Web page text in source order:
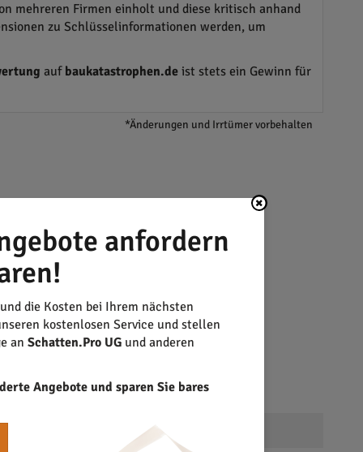
mehreren Firmen einholt und diese kritisch anhand
zu Schlüsselinformationen werden, um
auf baukatastrophen.deist stets ein Gewinn für
*Änderungen und Irrtümer vorbehalten
anfordern
die Kosten bei Ihrem nächsten
kostenlosen Service und stellen
an Schatten.Pro UG und anderen
Angebote und sparen Sie bares